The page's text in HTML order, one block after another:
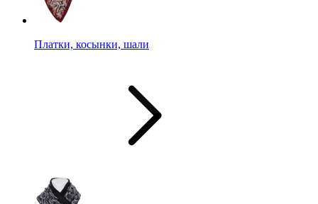
Платки, косынки, шали